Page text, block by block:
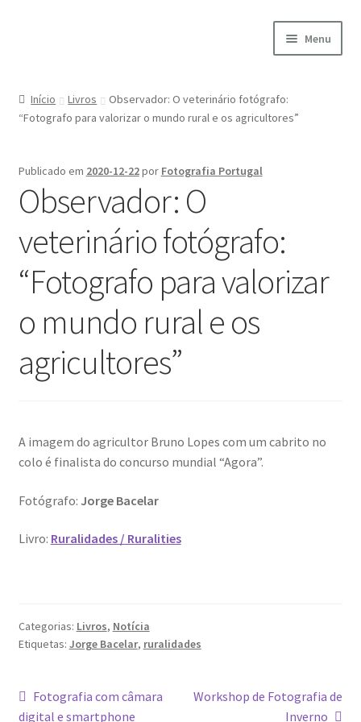
Menu
A minha conta
Carrinho
Checkout
Cookie Policy
Courses
Dia Mundial da Terra
Dicas de Fotografia
Dicas Photoshop
FEIRA DO LIVRO: Última semana da Campanha 50-15
Patrocínio a DICAS DE FOTOGRAFIA
TOP 10
Início Livros
Observador: O veterinário fotógrafo:
“Fotografo para valorizar o mundo rural e os agricultores”
Publicado em 2020-12-22por Fotografia Portugal
Observador: O
veterinário fotógrafo:
“Fotografo para valorizar
o mundo rural e os
agricultores”
A imagem do agricultor Bruno Lopes com um cabrito no
colo é finalista do concurso mundial “Agora”.
Fotógrafo: Jorge Bacelar
Livro: Ruralidades / Ruralities
Categorias: Livros, Notícia
Etiquetas: Jorge Bacelar, ruralidades
Navegação
Artigo
anterior:
Fotografia com câmara
digital e smartphone
Artigo
Workshop de Fotografia de
Inverno